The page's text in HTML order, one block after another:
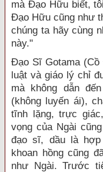
mà Đạo Hữu biết,
Đạo Hữu cũng như
chúng ta hãy cùng
này."
Đạo Sĩ Gotama
luật và giáo lý chỉ
mà không dẫn
(không luyến ái),
tĩnh lặng, trực
vọng của Ngài
đạo sĩ, dầu là
khoan hồng cũng
như Ngài. Trước